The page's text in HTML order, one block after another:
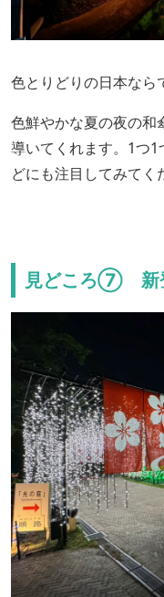
色とりどりの日本なら
色鮮やかな夏の夜の和
導いてくれます。1つ
どにも注目してみてく
見どころ⑦ 新